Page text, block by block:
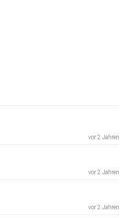
vor 2 Jahren
vor 2 Jahren
vor 2 Jahren